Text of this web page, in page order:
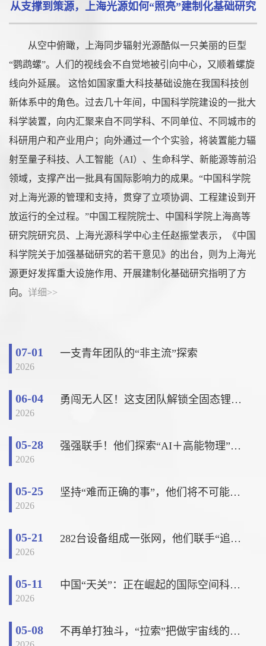
从支撑到策源，上海光源如何“照亮”建制化基础研究
从空中俯瞰，上海同步辐射光源酷似一只美丽的巨型
“鹦鹉螺”。人们的视线会不自觉地被引向中心，又顺着螺旋
线向外延展。 这恰如国家重大科技基础设施在我国科技创
新体系中的角色。过去几十年间，中国科学院建设的一批大
科学装置，向内汇聚来自不同学科、不同单位、不同城市的
科研用户和产业用户；向外通过一个个实验，将装置能力辐
射至量子科技、人工智能（AI）、生命科学、新能源等前沿
领域，支撑产出一批具有国际影响力的成果。“中国科学院
对上海光源的管理和支持，贯穿了立项协调、工程建设到开
放运行的全过程。”中国工程院院士、中国科学院上海高等
研究院研究员、上海光源科学中心主任赵振堂表示，《中国
科学院关于加强基础研究的若干意见》的出台，则为上海光
源更好发挥重大设施作用、开展建制化基础研究指明了方
向。 详细>>
07-01
2026
一支青年团队的“非主流”探索
06-04
2026
勇闯无人区！这支团队解锁全固态锂电新前景
05-28
2026
强强联手！他们探索“AI＋高能物理”新可能
05-25
2026
坚持“难而正确的事”，他们将不可能变为可能
05-21
2026
282台设备组成一张网，他们联手“追捕”太阳风暴
05-11
2026
中国“天关”：正在崛起的国际空间科学新高地
05-08 不再单打独斗，“拉索”把做宇宙线的人“拉”到一起